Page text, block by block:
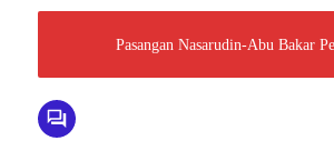
Pasangan Nasarudin-Abu Bakar